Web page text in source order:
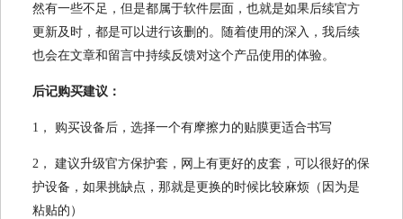
然有一些不足，但是都属于软件层面，也就是如果后续官方
更新及时，都是可以进行该删的。随着使用的深入，我后续
也会在文章和留言中持续反馈对这个产品使用的体验。
后记购买建议：
1， 购买设备后，选择一个有摩擦力的贴膜更适合书写
2， 建议升级官方保护套，网上有更好的皮套，可以很好的保
护设备，如果挑缺点，那就是更换的时候比较麻烦（因为是
粘贴的）